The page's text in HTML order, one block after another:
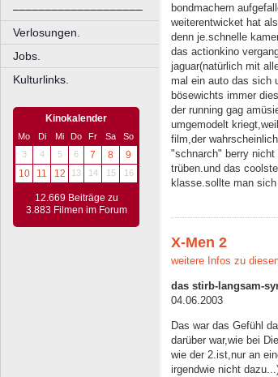
––––––––––––––––––––
Verlosungen.
Jobs.
Kulturlinks.
Kinokalender
Mo Di Mi Do Fr Sa
So
3
4 5 6 7 8
9
10
11 12 13 14 15 16
12.669 Beiträge zu
3.883 Filmen im Forum
bondmachern
weiterentwicket hat
denn je.schnelle
das actionkino
jaguar(natürlich mit
mal ein auto das sich
bösewichts immer
der running gag
umgemodelt
film,der
"schnarch" berry
trüben.und das
klasse.sollte man sich
X-Men 2
weitere Infos zu
das stirb-langsam-
04.06.2003
Das war das Gefühl
darüber war,wie bei
wie der 2.ist,nur an
irgendwie nicht